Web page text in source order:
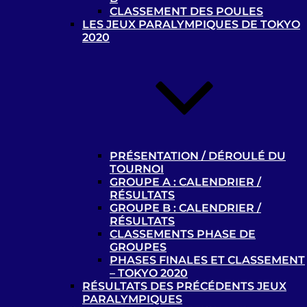
CLASSEMENT DES POULES
LES JEUX PARALYMPIQUES DE TOKYO
2020
PRÉSENTATION / DÉROULÉ DU
TOURNOI
GROUPE A : CALENDRIER /
RÉSULTATS
GROUPE B : CALENDRIER /
RÉSULTATS
CLASSEMENTS PHASE DE
GROUPES
PHASES FINALES ET CLASSEMENT
– TOKYO 2020
RÉSULTATS DES PRÉCÉDENTS JEUX
PARALYMPIQUES
Contacts et liens utiles
Contacts
Liens utiles